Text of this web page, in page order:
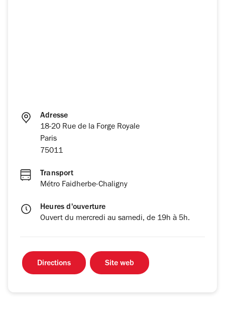
Adresse
18-20 Rue de la Forge Royale
Paris
75011
Transport
Métro Faidherbe-Chaligny
Heures d'ouverture
Ouvert du mercredi au samedi, de 19h à 5h.
Directions Site web